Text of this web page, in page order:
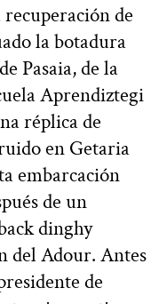
de
la botadura
Pasaia, de la
Aprendiztegi
réplica de
en Getaria
embarcación
de un
dinghy
del Adour. Antes
de